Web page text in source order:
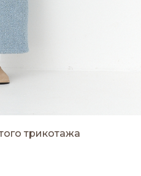
трикотажа